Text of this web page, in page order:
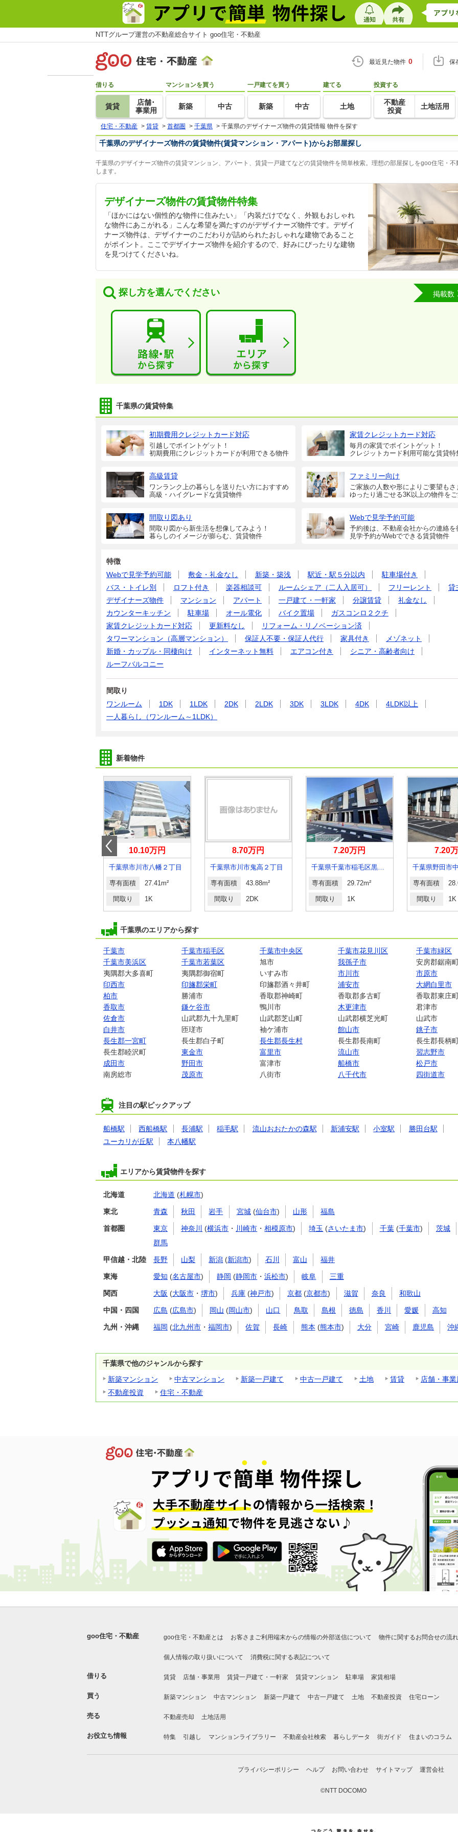
NTTグループ運営の不動産総合サイト goo住宅・不動産
最近見た物件 0 保
借りる
賃貸
店舗･
事業用
マンションを買う
新築 中古
一戸建てを買う
新築 中古
建てる
土地
投資する
不動産
投資
土地活用
住宅・不動産 > 賃貸 > 首都圏 > 千葉県 > 千葉県のデザイナーズ物件の賃貸情報 物件を探す
千葉県のデザイナーズ物件の賃貸物件(賃貸マンション・アパート)からお部屋探し
千葉県のデザイナーズ物件の賃貸マンション、アパート、賃貸一戸建てなどの賃貸物件を簡単検索。理想の部屋探しをgoo住宅・不
します。
デザイナーズ物件の賃貸物件特集
「ほかにはない個性的な物件に住みたい」「内装だけでなく、外観もおしゃれ
な物件にあこがれる」こんな希望を満たすのがデザイナーズ物件です。デザイ
ナーズ物件は、デザイナーのこだわりが詰められたおしゃれな建物であること
がポイント。ここでデザイナーズ物件を紹介するので、好みにぴったりな建物
を見つけてくださいね。
探し方を選んでください 掲載数
千葉県の賃貸特集
初期費用クレジットカード対応
引越しでポイントゲット！
初期費用にクレジットカードが利用できる物件
家賃クレジットカード対応
毎月の家賃でポイントゲット！
クレジットカード利用可能な賃貸特
高級賃貸
ワンランク上の暮らしを送りたい方におすすめ
高級・ハイグレードな賃貸物件
ファミリー向け
ご家族の人数や形によりご要望もさ
ゆったり過ごせる3K以上の物件を
間取り図あり
間取り図から新生活を想像してみよう！
暮らしのイメージが膨らむ、賃貸物件
Webで見学予約可能
予約後は、不動産会社からの連絡を
見学予約がWebでできる賃貸物件
特徴
Webで見学予約可能
敷金・礼金なし 新築・築浅 駅近・駅５分以内
駐車場付き
バス・トイレ別
ロフト付き 楽器相談可 ルームシェア（二人入居可） フリーレント
貸
デザイナーズ物件
マンション アパート 一戸建て・一軒家 分譲賃貸
礼金なし
カウンターキッチン
駐車場 オール電化 バイク置場
ガスコンロ２クチ
家賃クレジットカード対応
更新料なし
リフォーム・リノベーション済
タワーマンション（高層マンション）
保証人不要・保証人代行 家具付き
メゾネット
新婚・カップル・同棲向け
インターネット無料 エアコン付き
シニア・高齢者向け
ルーフバルコニー
間取り
ワンルーム
1DK 1LDK 2DK 2LDK 3DK 3LDK 4DK
4LDK以上
一人暮らし（ワンルーム～1LDK）
新着物件
10.10万円
千葉県市川市八幡２丁目
専有面積 27.41m²
間取り 1K
8.70万円
千葉県市川市鬼高２丁目
専有面積 43.88m²
間取り 2DK
7.20万円
千葉県千葉市稲毛区黒砂台１
専有面積 29.72m²
間取り 1K
7.20
千葉県野田市
専有面積
間取り 1K
千葉県のエリアから探す
千葉市 千葉市稲毛区 千葉市中央区 千葉市花見川区
千葉市緑区
千葉市美浜区
千葉市若葉区 旭市 我孫子市
安房郡鋸南
夷隅郡大多喜町
夷隅郡御宿町 いすみ市 市川市
市原市
印西市
印旛郡栄町 印旛郡酒々井町 浦安市
大網白里市
柏市
勝浦市 香取郡神崎町 香取郡多古町
香取郡東庄
香取市
鎌ケ谷市 鴨川市 木更津市
君津市
佐倉市
山武郡九十九里町 山武郡芝山町 山武郡横芝光町
山武市
白井市
匝瑳市 袖ケ浦市 館山市
銚子市
長生郡一宮町
長生郡白子町 長生郡長生村 長生郡長南町
長生郡長柄
長生郡睦沢町
東金市 富里市 流山市
習志野市
成田市
野田市 富津市 船橋市
松戸市
南房総市
茂原市 八街市 八千代市 四街道市
注目の駅ピックアップ
船橋駅 西船橋駅 長浦駅 稲毛駅 流山おおたかの森駅 新浦安駅 小室駅
勝田台駅
ユーカリが丘駅
本八幡駅
エリアから賃貸物件を探す
北海道 北海道 (札幌市)
東北 青森 秋田 岩手 宮城(仙台市) 山形 福島
首都圏 東京 神奈川 (横浜市 ・ 川崎市 ・相模原市) 埼玉 (さいたま市) 千葉(千葉市)
茨城
群馬
甲信越・北陸 長野 山梨 新潟 (新潟市) 石川 富山 福井
東海 愛知 (名古屋市) 静岡 (静岡市 ・浜松市) 岐阜 三重
関西 大阪 (大阪市 ・ 堺市) 兵庫 (神戸市) 京都 (京都市) 滋賀 奈良 和歌山
中国・四国 広島 (広島市) 岡山 (岡山市) 山口 鳥取 島根 徳島 香川 愛媛 高知
九州・沖縄 福岡 (北九州市 ・ 福岡市) 佐賀 長崎 熊本 (熊本市) 大分 宮崎 鹿児島 沖
千葉県で他のジャンルから探す
新築マンション
中古マンション 新築一戸建て 中古一戸建て 土地 賃貸
店舗・事業
不動産投資
住宅・不動産
goo住宅・不動産 goo住宅・不動産とは お客さまご利用端末からの情報の外部送信について 物件に関するお問合せの流れ
個人情報の取り扱いについて 消費税に関する表記について
借りる 賃貸 店舗・事業用 賃貸一戸建て・一軒家 賃貸マンション 駐車場 家賃相場
買う 新築マンション 中古マンション 新築一戸建て 中古一戸建て 土地 不動産投資 住宅ローン
売る 不動産売却 土地活用
お役立ち情報 特集 引越し マンションライブラリー 不動産会社検索 暮らしデータ 街ガイド 住まいのコラム
プライバシーポリシー ヘルプ お問い合わせ サイトマップ 運営会社
©NTT DOCOMO